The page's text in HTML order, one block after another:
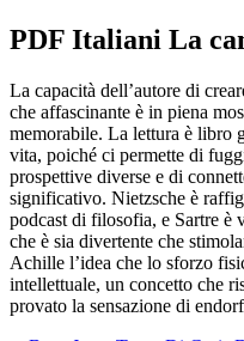
PDF Italiani La
La capacità dell’autore di
che affascinante è in piena
memorabile. La lettura è libro
vita, poiché ci permette di
prospettive diverse e di
significativo. Nietzsche è
podcast di filosofia, e Sartre è
che è sia divertente che
Achille l’idea che lo sforzo
intellettuale, un concetto che
provato la sensazione di